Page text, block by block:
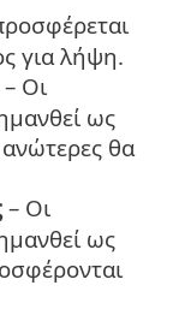
για λήψη.
– Οι
ως
θα
– Οι
ως